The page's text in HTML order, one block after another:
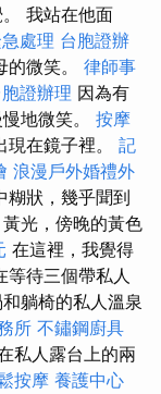
我站在他面
處理 台胞證辦
微笑。 律師事
證辦理 因為有
地微笑。 按摩
現在鏡子裡。 記
浪漫戶外婚禮外
糊狀，幾乎聞到
光，傍晚的黃色
在這裡，我覺得
等待三個帶私人
躺椅的私人溫泉
所 不鏽鋼廚具
私人露台上的兩
按摩 養護中心